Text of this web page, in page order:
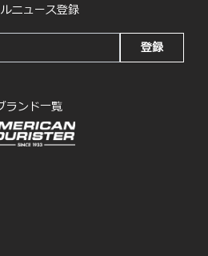
ニュース登録
登録
ランド一覧